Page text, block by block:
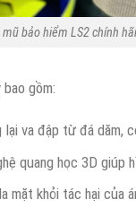
mũ bảo hiểm LS2 chính
gồm:
lại va đập từ đá dăm,
quang học 3D giúp
mặt khỏi tác hại của